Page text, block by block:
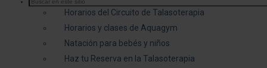
Horarios del Circuito de Talasoterapia
Horarios y clases de Aquagym
Natación para bebés y niños
Haz tu Reserva en la Talasoterapia